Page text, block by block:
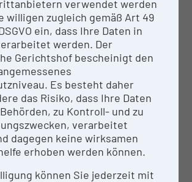
von Radikalen und
Spezies
ZUR
können
Spezies in verschiedenen
untersucht werden. Als
Methode liefert dieses
wichtige Informationen zur
von Molekülen und
verwendet werden
willigen zugleich gemäß Art 49
ein, dass Ihre Daten in
werden. Der
Gerichtshof bescheinigt den
Es besteht daher
das Risiko, dass Ihre Daten
zu Kontroll- und zu
verarbeitet
dagegen keine wirksamen
erhoben werden können.
können Sie jederzeit mit